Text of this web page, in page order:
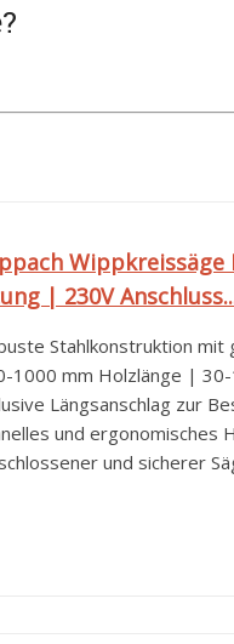
| 230V
Stahlkonstruktion mit
1000 mm Holzlänge |
Längsanschlag zur
und ergonomisches
und sicherer